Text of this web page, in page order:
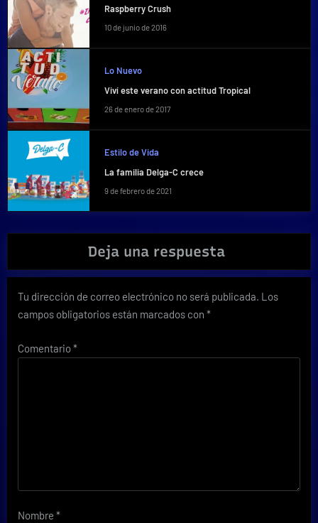
Raspberry Crush
10 de junio de 2016
Lo Nuevo
Viví este verano con actitud Tropical
26 de enero de 2017
Estilo de Vida
La familia Delga-C crece
9 de febrero de 2021
Deja una respuesta
Tu dirección de correo electrónico no será publicada. Los
campos obligatorios están marcados con *
Comentario*
Nombre *